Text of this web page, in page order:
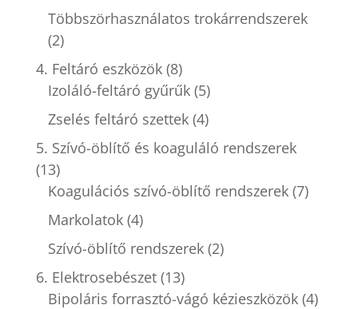
Többszörhasználatos trokárrendszerek
(2)
4. Feltáró eszközök (8)
Izoláló-feltáró gyűrűk (5)
Zselés feltáró szettek (4)
5. Szívó-öblítő és koaguláló rendszerek
(13)
Koagulációs szívó-öblítő rendszerek (7)
Markolatok (4)
Szívó-öblítő rendszerek (2)
6. Elektrosebészet (13)
Bipoláris forrasztó-vágó kézieszközök (4)